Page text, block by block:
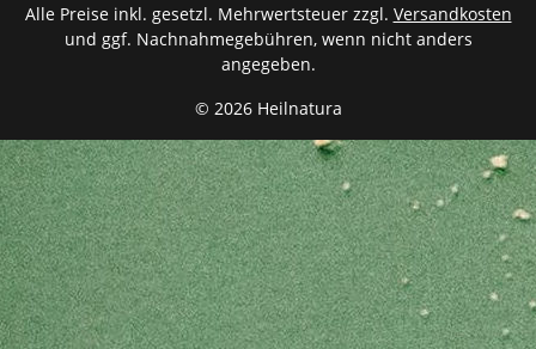
© 2026 Heilnatura
Alle Preise inkl. gesetzl. Mehrwertsteuer zzgl. Versandkosten
und ggf. Nachnahmegebühren, wenn nicht anders
angegeben.